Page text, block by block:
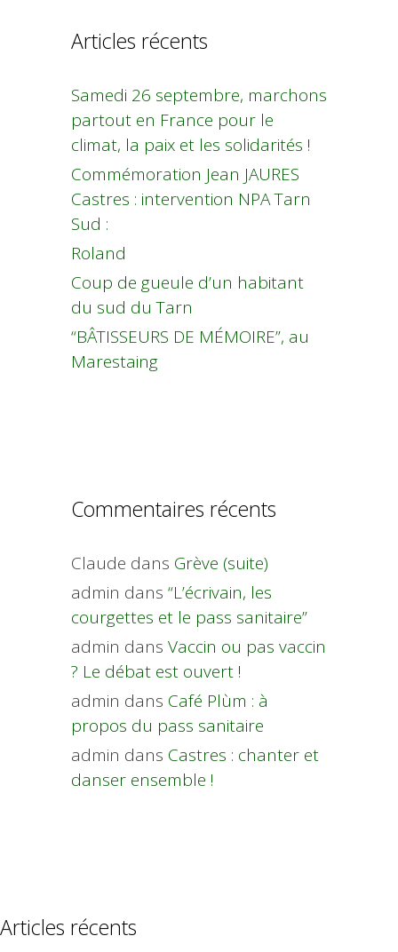
Articles récents
Samedi 26 septembre, marchons
partout en France pour le
climat, la paix et les solidarités !
Commémoration Jean JAURES
Castres : intervention NPA Tarn
Sud :
Roland
Coup de gueule d’un habitant
du sud du Tarn
“BÂTISSEURS DE MÉMOIRE”, au
Marestaing
Commentaires récents
Claude dans Grève (suite)
admin dans “L’écrivain, les
courgettes et le pass sanitaire”
admin dans Vaccin ou pas vaccin
? Le débat est ouvert !
admin dans Café Plùm : à
propos du pass sanitaire
admin dans Castres : chanter et
danser ensemble !
Articles récents